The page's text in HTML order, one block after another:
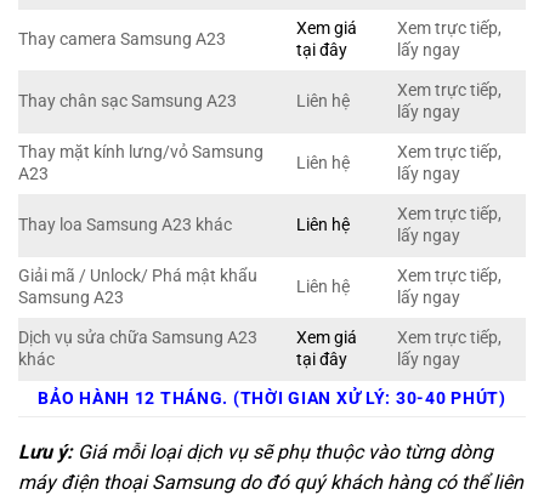
Thay camera Samsung A23
Xem giá
tại đây
Xem trực tiếp,
lấy ngay
Thay chân sạc Samsung A23 Liên hệ
Xem trực tiếp,
lấy ngay
Thay mặt kính lưng/vỏ Samsung
A23
Liên hệ
Xem trực tiếp,
lấy ngay
Thay loa Samsung A23 khác Liên hệ
Xem trực tiếp,
lấy ngay
Giải mã / Unlock/ Phá mật khẩu
Samsung A23
Liên hệ
Xem trực tiếp,
lấy ngay
Dịch vụ sửa chữa Samsung A23
khác
Xem giá
tại đây
Xem trực tiếp,
lấy ngay
BẢO HÀNH 12 THÁNG. (THỜI GIAN XỬ LÝ: 30-40 PHÚT)
Lưu ý:Giá mỗi loại dịch vụ sẽ phụ thuộc vào từng dòng
máy điện thoại Samsung do đó quý khách hàng có thể liên